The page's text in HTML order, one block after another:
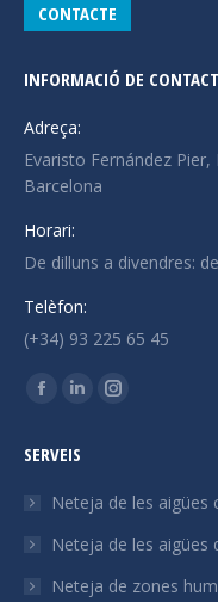
CONTACTE
INFORMACIÓ DE
Adreça:
Evaristo Fernández
Barcelona
Horari:
De dilluns a divendres:
Telèfon:
(+34) 93 225 65 45
Trobeu-nos a:
La
Facebook
s'obre
una
finestra
Linkedin
s'obre
una
finestra
La
s'obre
una
finestra
SERVEIS
Neteja de les aigües
Neteja de les aigües
Neteja de zones